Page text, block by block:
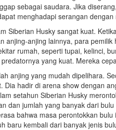
sebagai saudara. Jika
menghadapi serangan dengan
Siberian Husky sangat kuat.
anjing-anjing lainnya, para
rumah, seperti tupai, kelinci,
yang kuat. Mereka
anjing yang mudah dipelihara.
Dia hadir di arena show dengan
setahun Siberian Husky
dan jumlah yang banyak dari
bahwa masa perontokkan
baru kembali dari banyak jenis